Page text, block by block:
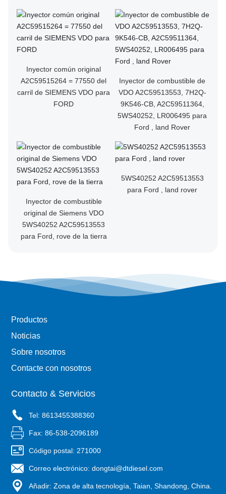
Inyector común original
A2C59515264 = 77550 del
carril de SIEMENS VDO para
FORD
Inyector de combustible de
VDO A2C59513553, 7H2Q-
9K546-CB, A2C59511364,
5WS40252, LR006495 para
Ford , land Rover
Inyector de combustible
original de Siemens VDO
5WS40252 A2C59513553
para Ford, rove de la tierra
5WS40252 A2C59513553
para Ford , land rover
Productos
Noticias
Sobre nosotros
Contacte con nosotros
Contacto & Servicios
Tel: 8613455388360
Fax: 86-538-2096189
Código postal: 271000
Correo electrónico: dongtai@dtdiesel.com
Añadir: Zona de alta tecnología, Taian, Shandong, China.